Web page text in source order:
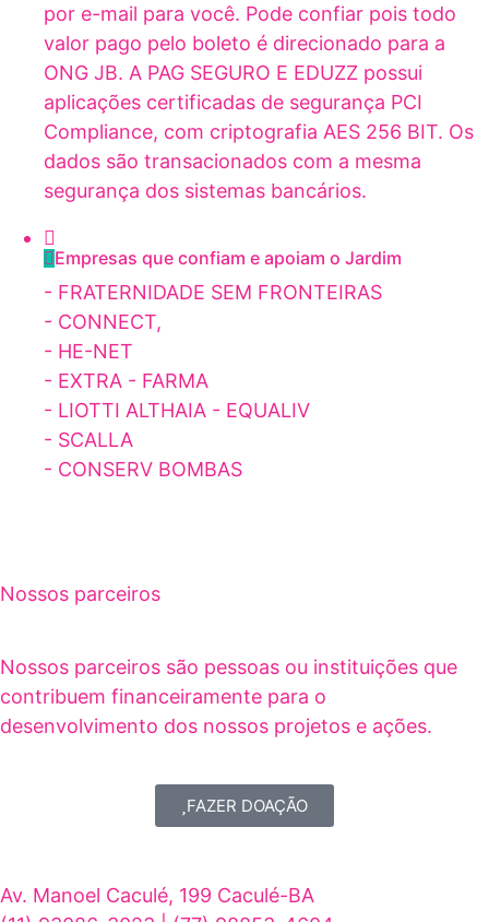
por e-mail para você. Pode confiar pois todo
valor pago pelo boleto é direcionado para a
ONG JB. A PAG SEGURO E EDUZZ possui
aplicações certificadas de segurança PCI
Compliance, com criptografia AES 256 BIT. Os
dados são transacionados com a mesma
segurança dos sistemas bancários.
Empresas que confiam e apoiam o Jardim
- FRATERNIDADE SEM FRONTEIRAS
- CONNECT,
- HE-NET
- EXTRA - FARMA
- LIOTTI ALTHAIA - EQUALIV
- SCALLA
- CONSERV BOMBAS
Nossos parceiros
Nossos parceiros são pessoas ou instituições que
contribuem financeiramente para o
desenvolvimento dos nossos projetos e ações.
FAZER DOAÇÃO
Av. Manoel Caculé, 199 Caculé-BA